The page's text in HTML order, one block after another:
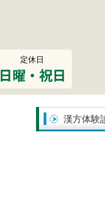
定休日
日曜・祝日
漢方体験